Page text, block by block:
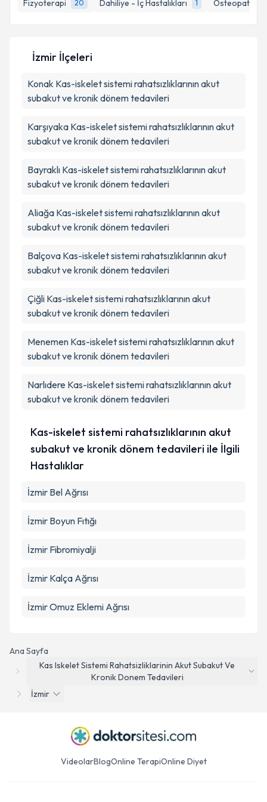
Fizyoterapi
20 Dahiliye - İç Hastalıkları 1 Osteopati
E-posta Adresiniz
Metni'ni okudum ve kişisel verilerimin belirtilen
kapsamda işlenmesini kabul ediyorum.
Takvim Talebini Gönder
Ana Sayfa
Kas Iskelet Sistemi Rahatsizliklarinin Akut Subakut Ve
Kronik Donem Tedavileri
İzmir
İzmir İlçeleri
Konak Kas-iskelet sistemi rahatsızlıklarının akut
subakut ve kronik dönem tedavileri
Karşıyaka Kas-iskelet sistemi rahatsızlıklarının akut
subakut ve kronik dönem tedavileri
Bayraklı Kas-iskelet sistemi rahatsızlıklarının akut
subakut ve kronik dönem tedavileri
Aliağa Kas-iskelet sistemi rahatsızlıklarının akut
subakut ve kronik dönem tedavileri
Balçova Kas-iskelet sistemi rahatsızlıklarının akut
subakut ve kronik dönem tedavileri
Çiğli Kas-iskelet sistemi rahatsızlıklarının akut
subakut ve kronik dönem tedavileri
Menemen Kas-iskelet sistemi rahatsızlıklarının akut
subakut ve kronik dönem tedavileri
Narlıdere Kas-iskelet sistemi rahatsızlıklarının akut
subakut ve kronik dönem tedavileri
Kas-iskelet sistemi rahatsızlıklarının akut
subakut ve kronik dönem tedavileri ile İlgili
Hastalıklar
İzmir Bel Ağrısı
İzmir Boyun Fıtığı
İzmir Fibromiyalji
İzmir Kalça Ağrısı
İzmir Omuz Eklemi Ağrısı
VideolarBlogOnline TerapiOnline Diyet